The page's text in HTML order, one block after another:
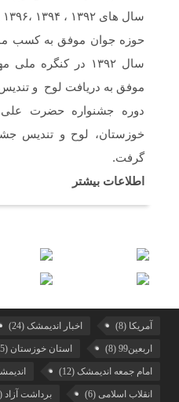
سلام خسته نباشین فایل صوتی بیکلام
حجاب فاطمی رو می خواستم .(دختران
حوزه جوان موفق به کسب
سال ۱۳۹۲ در کنگره
موفق به دریافت لوح و
دوره جشنواره حضرت علی
خوزستان، لوح و تندیس
گرفت.
اطلاعات بیشتر
آمریکا (8) اخبار اندیمشک (24)
اربعین99 (8) استان خوزستان (5)
امام جمعه اندیمشک (12)
انقلاب اسلامی (6) برداشت آزاد (6)